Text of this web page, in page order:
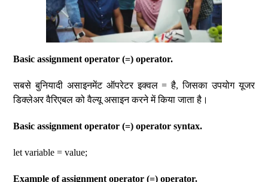
Basic assignment operator (=) operator.
सबसे बुनियादी असाइनमेंट ऑपरेटर इक्वल = है, जिसका उपयोग यूजर
डिक्लेअर वैरिएबल को वैल्यू असाइन करने में किया जाता है।
Basic assignment operator (=) operator syntax.
let variable = value;
Example of assignment operator (=) operator.